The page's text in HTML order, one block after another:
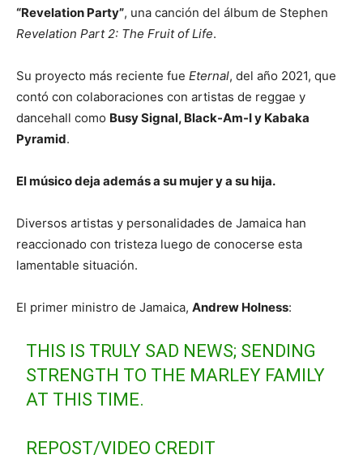
“Revelation Party”, una canción del álbum de Stephen
Revelation Part 2: The Fruit of Life.
Su proyecto más reciente fue Eternal, del año 2021, que
contó con colaboraciones con artistas de reggae y
dancehall como Busy Signal, Black-Am-I y Kabaka
Pyramid.
El músico deja además a su mujer y a su hija.
Diversos artistas y personalidades de Jamaica han
reaccionado con tristeza luego de conocerse esta
lamentable situación.
El primer ministro de Jamaica, Andrew Holness:
THIS IS TRULY SAD NEWS; SENDING
STRENGTH TO THE MARLEY FAMILY
AT THIS TIME.
REPOST/VIDEO CREDIT